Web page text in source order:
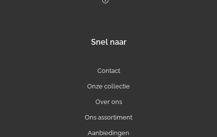
Snel naar
Contact
Onze collectie
Over ons
Ons assortiment
Aanbiedingen